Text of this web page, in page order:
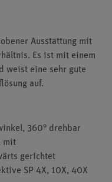
Ausstattung mit
Es ist mit einem
weist eine sehr gute
auf.
360° drehbar
mit
gerichtet
SP 4X, 10X, 40X